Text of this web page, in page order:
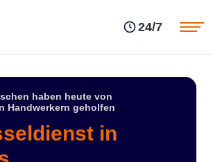
24/7
haben heute von
Handwerkern geholfen
in